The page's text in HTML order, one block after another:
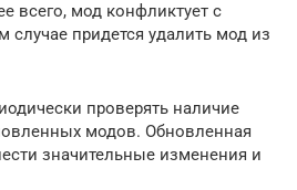
всего, мод конфликтует с
случае придется удалить мод из
проверять наличие
модов. Обновленная
значительные изменения и